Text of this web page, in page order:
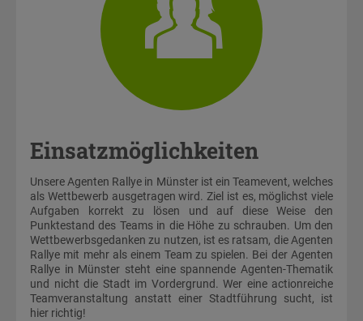
Einsatzmöglichkeiten
Unsere Agenten Rallye in Münster ist ein Teamevent, welches
als Wettbewerb ausgetragen wird. Ziel ist es, möglichst viele
Aufgaben korrekt zu lösen und auf diese Weise den
Punktestand des Teams in die Höhe zu schrauben. Um den
Wettbewerbsgedanken zu nutzen, ist es ratsam, die Agenten
Rallye mit mehr als einem Team zu spielen. Bei der Agenten
Rallye in Münster steht eine spannende Agenten-Thematik
und nicht die Stadt im Vordergrund. Wer eine actionreiche
Teamveranstaltung anstatt einer Stadtführung sucht, ist
hier richtig!